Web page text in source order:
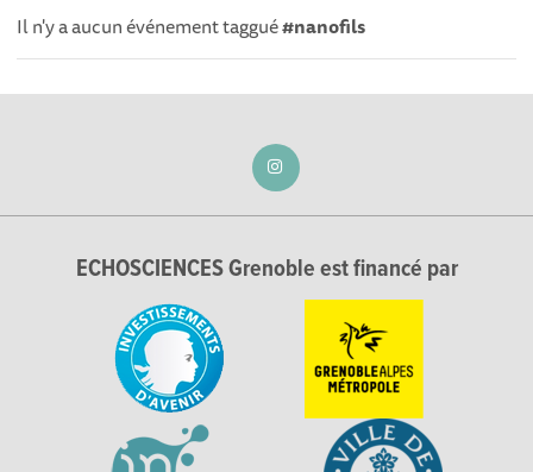
Il n'y a aucun événement taggué#nanofils
ECHOSCIENCES Grenoble est financé par